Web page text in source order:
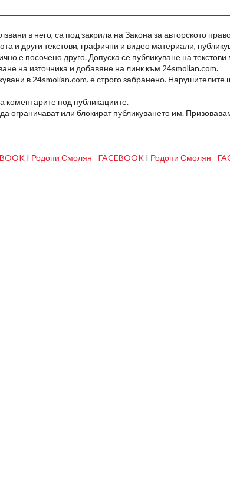
в него, са под закрила на Закона за авторското
и други текстови, графични и видео материали,
е посочено друго. Допуска се публикуване на
на източника и добавяне на линк към 24smolian.com.
в 24smolian.com. е строго забранено. Нарушителите
коментарите под публикациите.
ограничават или блокират публикуването им.
I Родопи Смолян - FACEBOOK I Родопи Смолян -